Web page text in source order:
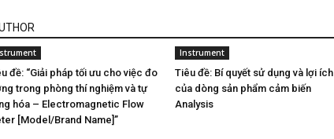
đề: “Giải pháp tối ưu cho việc đo
trong phòng thí nghiệm và tự
hóa – Electromagnetic Flow
[Model/Brand Name]”
Instrument
Tiêu đề: Bí quyết sử dụng và lợi ích
của dòng sản phẩm cảm biến
Analysis